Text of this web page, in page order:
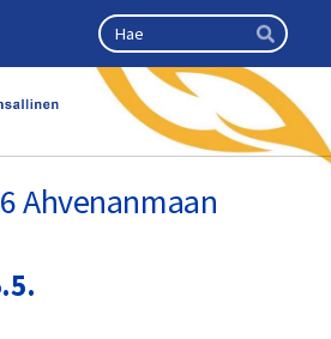
Haku
Hae
Savon Kansallinen
Ahvenanmaan